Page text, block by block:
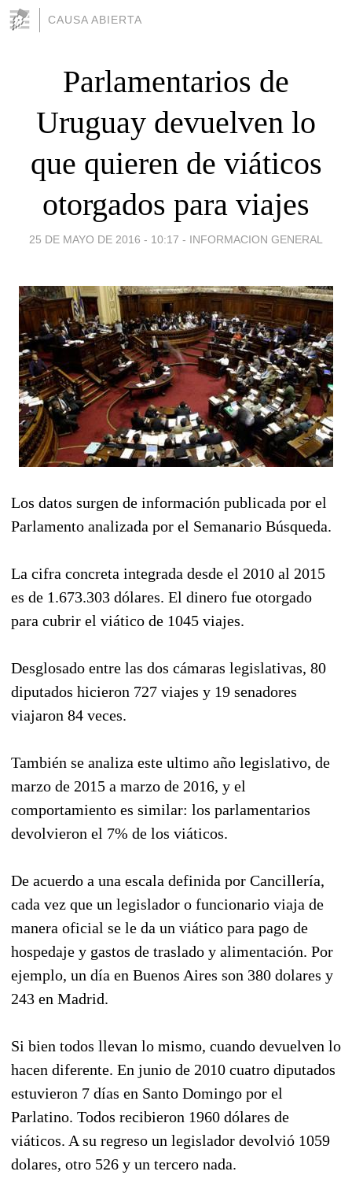
CAUSA ABIERTA
Parlamentarios de
Uruguay devuelven lo
que quieren de viáticos
otorgados para viajes
25 DE MAYO DE 2016 - 10:17 - INFORMACION GENERAL
Los datos surgen de información publicada por el
Parlamento analizada por el Semanario Búsqueda.
La cifra concreta integrada desde el 2010 al 2015
es de 1.673.303 dólares. El dinero fue otorgado
para cubrir el viático de 1045 viajes.
Desglosado entre las dos cámaras legislativas, 80
diputados hicieron 727 viajes y 19 senadores
viajaron 84 veces.
También se analiza este ultimo año legislativo, de
marzo de 2015 a marzo de 2016, y el
comportamiento es similar: los parlamentarios
devolvieron el 7% de los viáticos.
De acuerdo a una escala definida por Cancillería,
cada vez que un legislador o funcionario viaja de
manera oficial se le da un viático para pago de
hospedaje y gastos de traslado y alimentación. Por
ejemplo, un día en Buenos Aires son 380 dolares y
243 en Madrid.
Si bien todos llevan lo mismo, cuando devuelven lo
hacen diferente. En junio de 2010 cuatro diputados
estuvieron 7 días en Santo Domingo por el
Parlatino. Todos recibieron 1960 dólares de
viáticos. A su regreso un legislador devolvió 1059
dolares, otro 526 y un tercero nada.